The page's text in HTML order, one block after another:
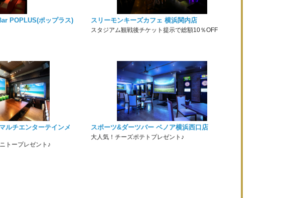
POPLUS(ポップラス) スリーモンキーズカフェ 横浜関内店
スタジアム観戦後チケット提示で総額10％OFF
ルチエンターテインメ
トープレゼント♪
スポーツ&ダーツバー ベノア横浜西口店
大人気！チーズポテトプレゼント♪